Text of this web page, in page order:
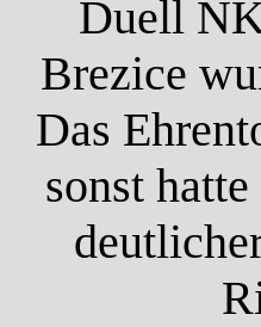
Duell
Brezice
Das
sonst